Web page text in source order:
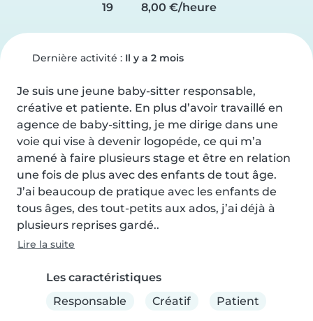
19
8,00 €/heure
Dernière activité : Il y a 2 mois
Je suis une jeune baby-sitter responsable,
créative et patiente. En plus d’avoir travaillé en
agence de baby-sitting, je me dirige dans une
voie qui vise à devenir logopéde, ce qui m’a
amené à faire plusieurs stage et être en relation
une fois de plus avec des enfants de tout âge.
J’ai beaucoup de pratique avec les enfants de
tous âges, des tout-petits aux ados, j’ai déjà à
plusieurs reprises gardé..
Lire la suite
Les caractéristiques
Responsable
Créatif Patient